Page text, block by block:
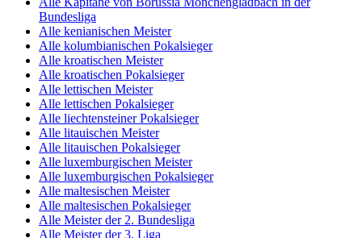
Bundesliga
Alle kenianischen Meister
Alle kolumbianischen Pokalsieger
Alle kroatischen Meister
Alle kroatischen Pokalsieger
Alle lettischen Meister
Alle lettischen Pokalsieger
Alle liechtensteiner Pokalsieger
Alle litauischen Meister
Alle litauischen Pokalsieger
Alle luxemburgischen Meister
Alle luxemburgischen Pokalsieger
Alle maltesischen Meister
Alle maltesischen Pokalsieger
Alle Meister der 2. Bundesliga
Alle Meister der 3. Liga